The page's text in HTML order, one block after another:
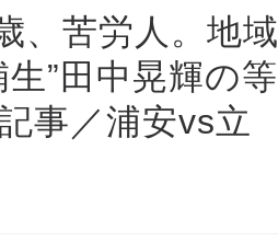
、苦労人。地域
”田中晃輝の等
事／浦安vs立